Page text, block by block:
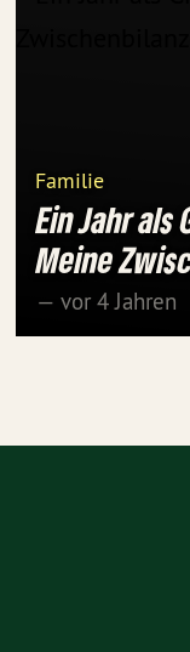
Familie
Ein Jahr als
Meine
— vor 4 Jahren